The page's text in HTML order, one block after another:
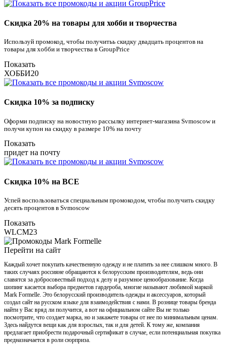
Скидка 20% на товары для хобби и творчества
Используй промокод, чтобы получитьь скидку двадцать процентов на
товары для хобби и творчества в GroupPrice
Показать
ХОББИ20
Скидка 10% за подписку
Оформи подписку на новостную рассылку интернет-магазина Svmoscow и
получи купон на скидку в размере 10% на почту
Показать
придет на почту
Скидка 10% на ВСЕ
Успей воспользоваться специальным промокодом, чтобы получить скидку
десять процентов в Svmoscow
Показать
WLCM23
Перейти на сайт
Каждый хочет покупать качественную одежду и не платить за нее слишком много. В
таких случаях россияне обращаются к белорусским производителям, ведь они
славятся за добросовестный подход к делу и разумное ценообразование. Когда
шопинг касается выбора предметов гардероба, многие называют любимой маркой
Mark Formelle. Это белорусский производитель одежды и аксессуаров, который
создал сайт на русском языке для взаимодействия с нами. В рознице товары бренда
найти у Вас вряд ли получится, а вот на официальном сайте Вы не только
посмотрите, что создает марка, но и закажете товары от нее по минимальным ценам.
Здесь найдутся вещи как для взрослых, так и для детей. К тому же, компания
предлагает приобрести подарочный сертификат в случае, если потенциальная покупка
предназначается в роли сюрприза.